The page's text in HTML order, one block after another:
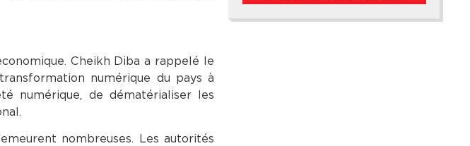
Cheikh Diba a rappelé le
numérique du pays à
numérique, de dématérialiser les
nombreuses. Les autorités